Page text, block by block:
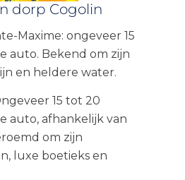
dorp Cogolin
Maxime: ongeveer 15
auto. Bekend om zijn
en heldere water.
15 tot 20
auto, afhankelijk van
om zijn
luxe boetieks en